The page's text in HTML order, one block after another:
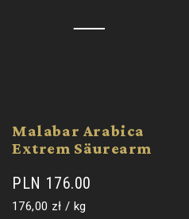
Malabar Arabica
Extrem Säurearm
PLN 176.00
Grundpreis
176,00 zł / pro
kg